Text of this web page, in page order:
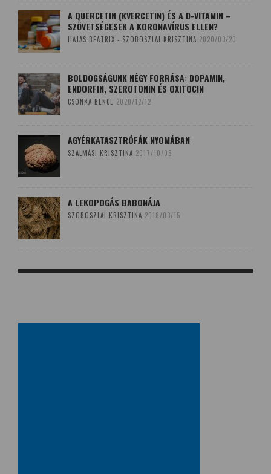
A QUERCETIN (KVERCETIN) ÉS A D-VITAMIN –
SZÖVETSÉGESEK A KORONAVÍRUS ELLEN?
HAJAS BEATRIX - SZOBOSZLAI KRISZTINA 2020/03/20
BOLDOGSÁGUNK NÉGY FORRÁSA: DOPAMIN,
ENDORFIN, SZEROTONIN ÉS OXITOCIN
CSONKA BENCE 2020/12/12
AGYÉRKATASZTRÓFÁK NYOMÁBAN
SZALMÁSI KRISZTINA 2017/10/08
A LEKOPOGÁS BABONÁJA
SZOBOSZLAI KRISZTINA 2018/03/15